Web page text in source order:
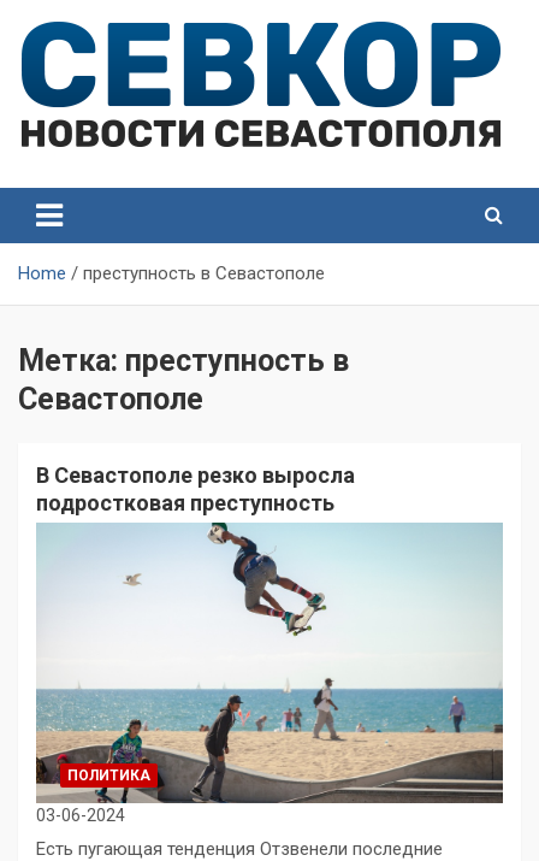
content
Севастополя
Севастополя
Home преступность в Севастополе
Метка: преступность в
Севастополе
В Севастополе резко выросла
подростковая преступность
ПОЛИТИКА
03-06-2024
Есть пугающая тенденция Отзвенели последние